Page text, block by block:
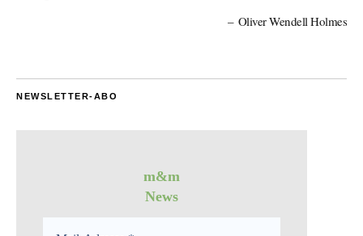
Oliver Wendell Holmes
NEWSLETTER-ABO
m&m
News